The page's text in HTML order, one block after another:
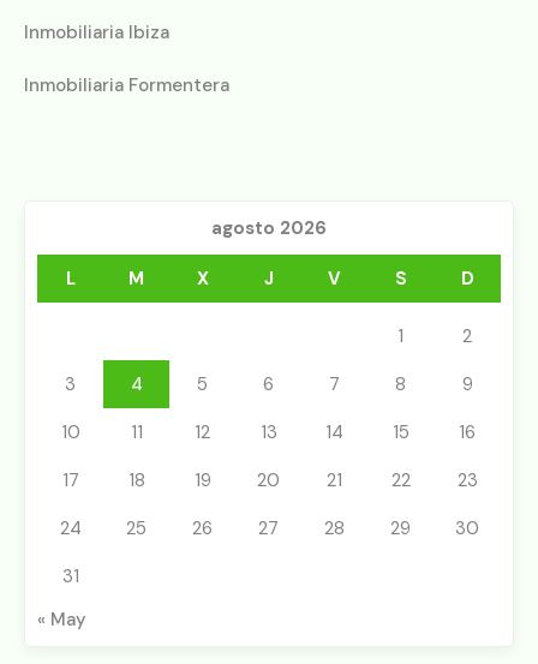
Inmobiliaria Ibiza
Inmobiliaria Formentera
agosto 2026
L M X J V S D
1
2
3
4 5 6 7 8
9
10
11 12 13 14 15
16
17
18 19 20 21 22
23
24
25 26 27 28 29
30
31
« May